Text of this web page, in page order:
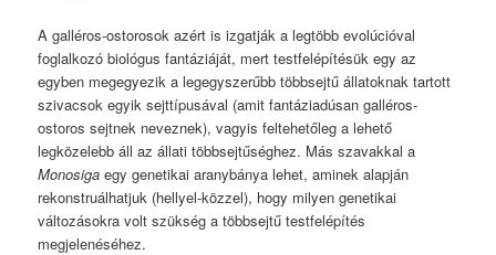
A galléros-ostorosok azért is izgatják a legtöbb evolúcióval
foglalkozó biológus fantáziáját, mert testfelépítésük egy az
egyben megegyezik a legegyszerűbb többsejtű állatoknak tartott
szivacsok egyik sejttípusával (amit fantáziadúsan galléros-
ostoros sejtnek neveznek), vagyis feltehetőleg a lehető
legközelebb áll az állati többsejtűséghez. Más szavakkal a
Monosiga egy genetikai aranybánya lehet, aminek alapján
rekonstruálhatjuk (hellyel-közzel), hogy milyen genetikai
változásokra volt szükség a többsejtű testfelépítés
megjelenéséhez.